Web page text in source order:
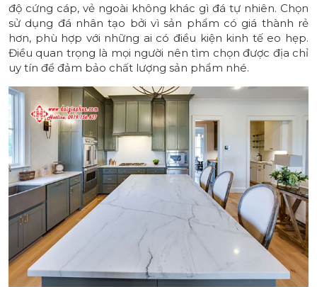
độ cứng cáp, vẻ ngoài không khác gì đá tự nhiên. Chọn
sử dụng đá nhân tạo bởi vì sản phẩm có giá thành rẻ
hơn, phù hợp với những ai có điều kiện kinh tế eo hẹp.
Điều quan trọng là mọi người nên tìm chọn được địa chỉ
uy tín để đảm bảo chất lượng sản phẩm nhé.